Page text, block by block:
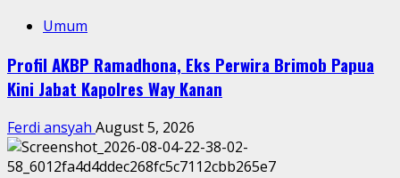
Umum
Profil AKBP Ramadhona, Eks Perwira Brimob Papua
Kini Jabat Kapolres Way Kanan
Ferdi ansyah August 5, 2026